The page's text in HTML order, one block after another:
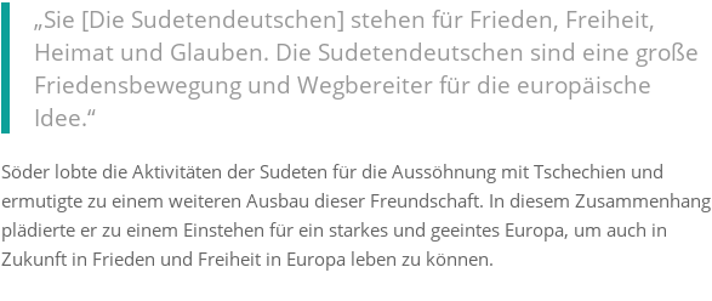
„Sie [Die Sudetendeutschen] stehen für Frieden, Freiheit,
Heimat und Glauben. Die Sudetendeutschen sind eine große
Friedensbewegung und Wegbereiter für die europäische
Idee.“
Söder lobte die Aktivitäten der Sudeten für die Aussöhnung mit Tschechien und
ermutigte zu einem weiteren Ausbau dieser Freundschaft. In diesem Zusammenhang
plädierte er zu einem Einstehen für ein starkes und geeintes Europa, um auch in
Zukunft in Frieden und Freiheit in Europa leben zu können.